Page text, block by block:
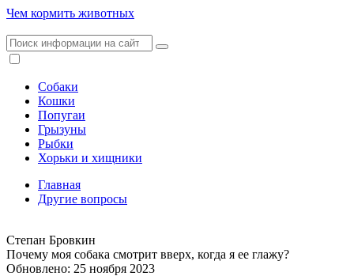
Чем кормить животных
Собаки
Кошки
Попугаи
Грызуны
Рыбки
Хорьки и хищники
Главная
Другие вопросы
Степан Бровкин
Почему моя собака смотрит вверх, когда я ее глажу?
Обновлено: 25 ноября 2023